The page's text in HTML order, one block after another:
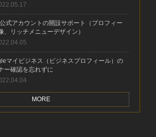
式アカウントの開設サポート（プロフィー
、リッチメニューデザイン）
マイビジネス（ビジネスプロフィール）の
ー確認を忘れずに
MORE